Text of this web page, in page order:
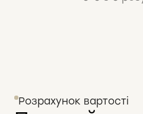
Розрахунок вартості